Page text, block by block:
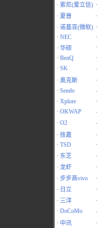
· 索尼(爱立信) ·
· 夏普 ·
· 诺基亚(微软) ·
· NEC ·
· 华硕 ·
· BenQ ·
· SK ·
· 奥克斯 ·
· Sendo ·
· Xplore ·
· OKWAP ·
· O2 ·
· 技嘉 ·
· TSD ·
· 东芝 ·
· 龙虾 ·
· 步步高vivo ·
· 日立 ·
· 三洋 ·
· DoCoMo ·
· 中讯 ·